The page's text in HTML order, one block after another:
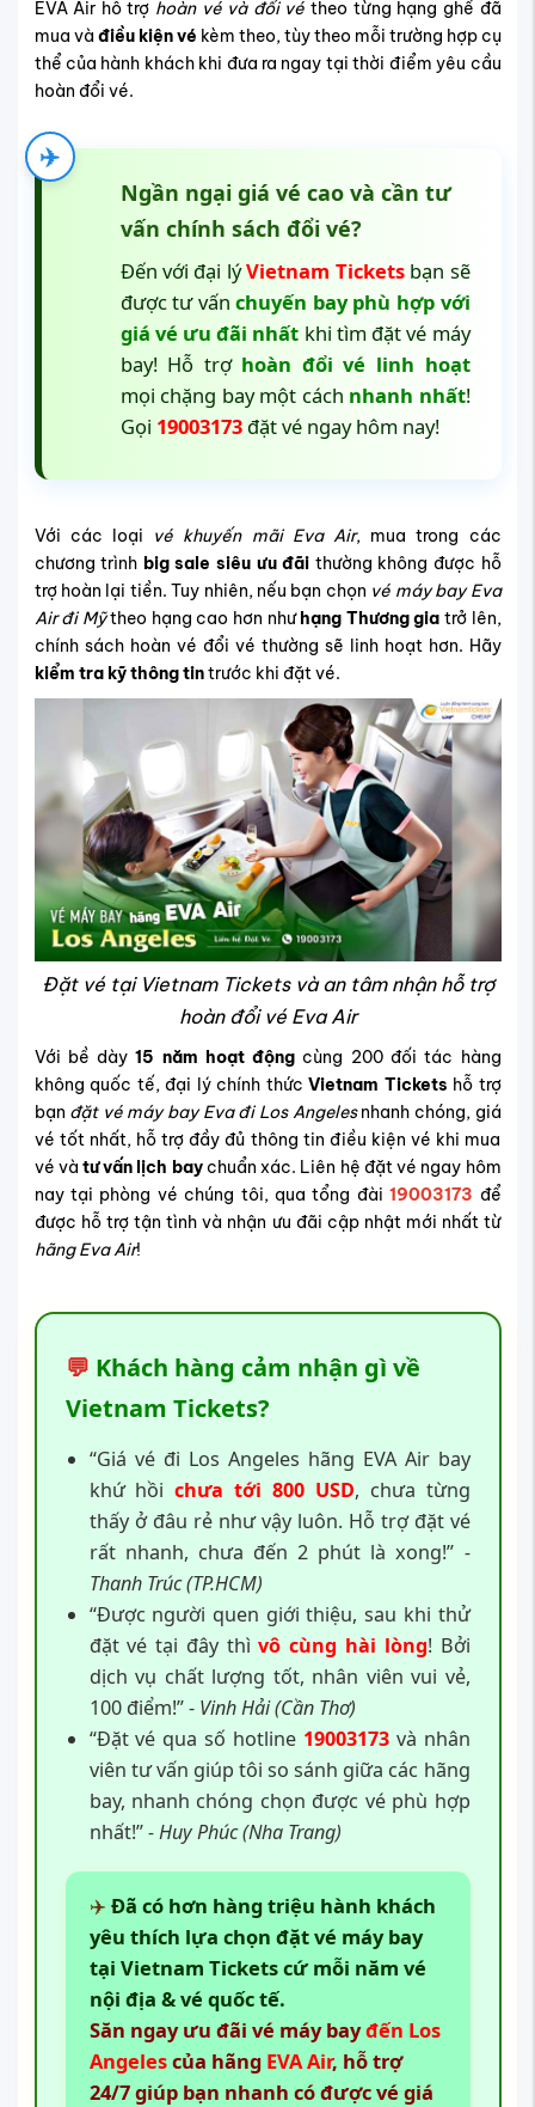
EVA Air hỗ trợ hoàn vé và đổi vé theo từng hạng ghế đã
mua và điều kiện vé kèm theo, tùy theo mỗi trường hợp cụ
thể của hành khách khi đưa ra ngay tại thời điểm yêu cầu
hoàn đổi vé.
✈️
Ngần ngại giá vé cao và cần tư
vấn chính sách đổi vé?
Đến với đại lýVietnam Tickets bạn sẽ
được tư vấnchuyến bay phù hợp với
giá vé ưu đãi nhất khi tìm đặt vé máy
bay! Hỗ trợ hoàn đổi vé linh hoạt
mọi chặng bay một cách nhanh nhất!
Gọi 19003173 đặt vé ngay hôm nay!
Với các loại vé khuyến mãi Eva Air, mua trong các
chương trình big sale siêu ưu đãi thường không được hỗ
trợ hoàn lại tiền. Tuy nhiên, nếu bạn chọn vé máy bay Eva
Air đi Mỹtheo hạng cao hơn như hạng Thương gia trở lên,
chính sách hoàn vé đổi vé thường sẽ linh hoạt hơn. Hãy
kiểm tra kỹ thông tintrước khi đặt vé.
Đặt vé tại Vietnam Tickets và an tâm nhận hỗ trợ
hoàn đổi vé Eva Air
Với bề dày15 năm hoạt động cùng 200 đối tác hàng
không quốc tế, đại lý chính thức Vietnam Tickets hỗ trợ
bạn đặt vé máy bay Eva đi Los Angelesnhanh chóng, giá
vé tốt nhất, hỗ trợ đầy đủ thông tin điều kiện vé khi mua
vé và tư vấn lịch baychuẩn xác. Liên hệ đặt vé ngay hôm
nay tại phòng vé chúng tôi, qua tổng đài19003173 để
được hỗ trợ tận tình và nhận ưu đãi cập nhật mới nhất từ
hãng Eva Air!
💬 Khách hàng cảm nhận gì về
Vietnam Tickets?
“Giá vé đi Los Angeles hãng EVA Air bay
khứ hồi chưa tới 800 USD, chưa từng
thấy ở đâu rẻ như vậy luôn. Hỗ trợ đặt vé
rất nhanh, chưa đến 2 phút là xong!” -
Thanh Trúc (TP.HCM)
“Được người quen giới thiệu, sau khi thử
đặt vé tại đây thìvô cùng hài lòng! Bởi
dịch vụ chất lượng tốt, nhân viên vui vẻ,
100 điểm!” - Vinh Hải (Cần Thơ)
“Đặt vé qua số hotline 19003173và nhân
viên tư vấn giúp tôi so sánh giữa các hãng
bay, nhanh chóng chọn được vé phù hợp
nhất!”- Huy Phúc (Nha Trang)
✈️ Đã có hơn hàng triệu hành khách
yêu thích lựa chọn đặt vé máy bay
tại Vietnam Tickets cứ mỗi năm vé
nội địa & vé quốc tế.
Săn ngay ưu đãi vé máy bayđến Los
Angelescủa hãng EVA Air, hỗ trợ
24/7 giúp bạn nhanh có được vé giá